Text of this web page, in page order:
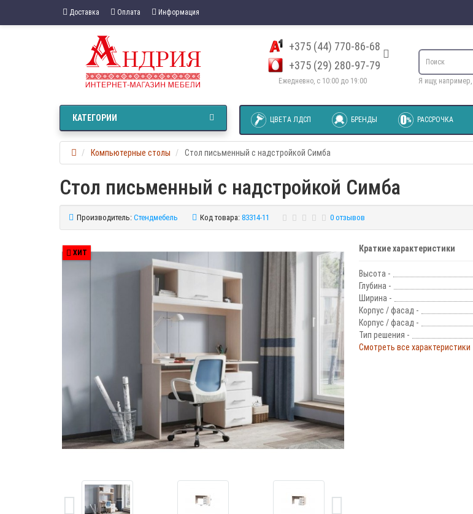
Доставка Оплата Информация
+375 (44) 770-86-68
+375 (29) 280-97-79
Ежедневно, с 10:00 до 19:00 Я ищу, например,
ЦВЕТА ЛДСП БРЕНДЫ РАССРОЧКА
КАТЕГОРИИ
Компьютерные столы Стол письменный с надстройкой Симба
Стол письменный с надстройкой Симба
Производитель: Стендмебель Код товара: 83314-11 0 отзывов
ХИТ Краткие характеристики
Высота -
Глубина -
Ширина -
Корпус / фасад -
Корпус / фасад -
Тип решения -
Смотреть все характеристики